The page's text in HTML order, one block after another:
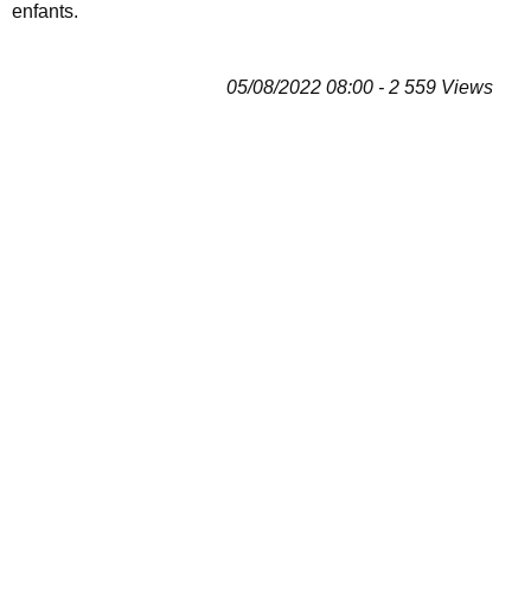
enfants.
05/08/2022 08:00 - 2 559 Views